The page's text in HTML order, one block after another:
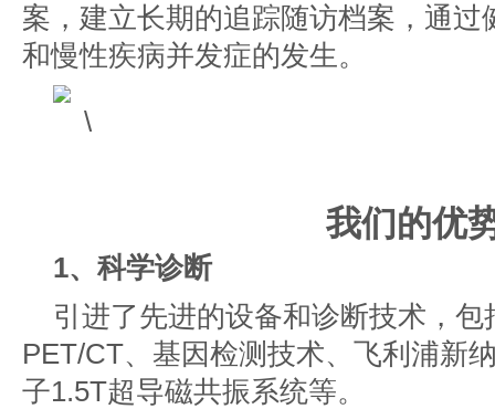
案，建立长期的追踪随访档案，通
和慢性疾病并发症的发生。
我们的优
1、科学诊断
引进了先进的设备和诊断技术，
PET/CT、基因检测技术、飞利浦新
子1.5T超导磁共振系统等。